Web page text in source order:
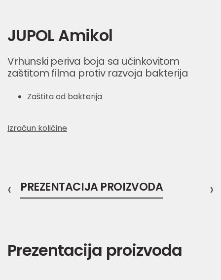
JUPOL Amikol
Vrhunski periva boja sa učinkovitom
zaštitom filma protiv razvoja bakterija
Zaštita od bakterija
Izračun količine
PREZENTACIJA PROIZVODA
‹ ›
Prezentacija proizvoda